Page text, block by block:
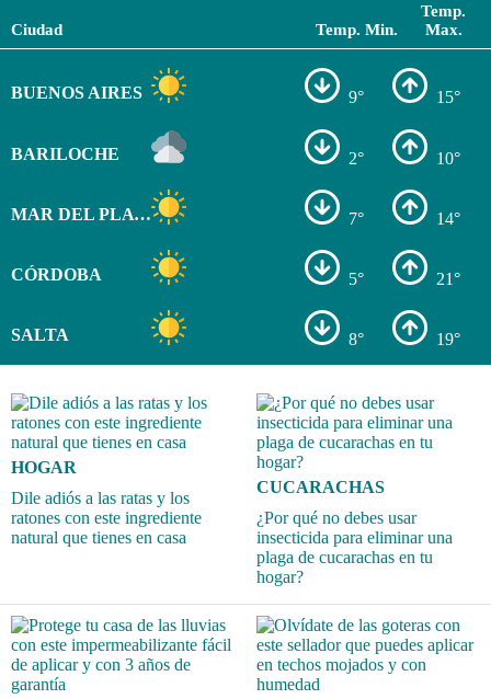
Ciudad Temp. Min.
Temp.
Max.
BUENOS AIRES 9° 15°
BARILOCHE 2° 10°
MAR DEL PLATA 7° 14°
CÓRDOBA 5° 21°
SALTA 8° 19°
HOGAR
Dile adiós a las ratas y los
ratones con este ingrediente
natural que tienes en casa
CUCARACHAS
¿Por qué no debes usar
insecticida para eliminar una
plaga de cucarachas en tu
hogar?